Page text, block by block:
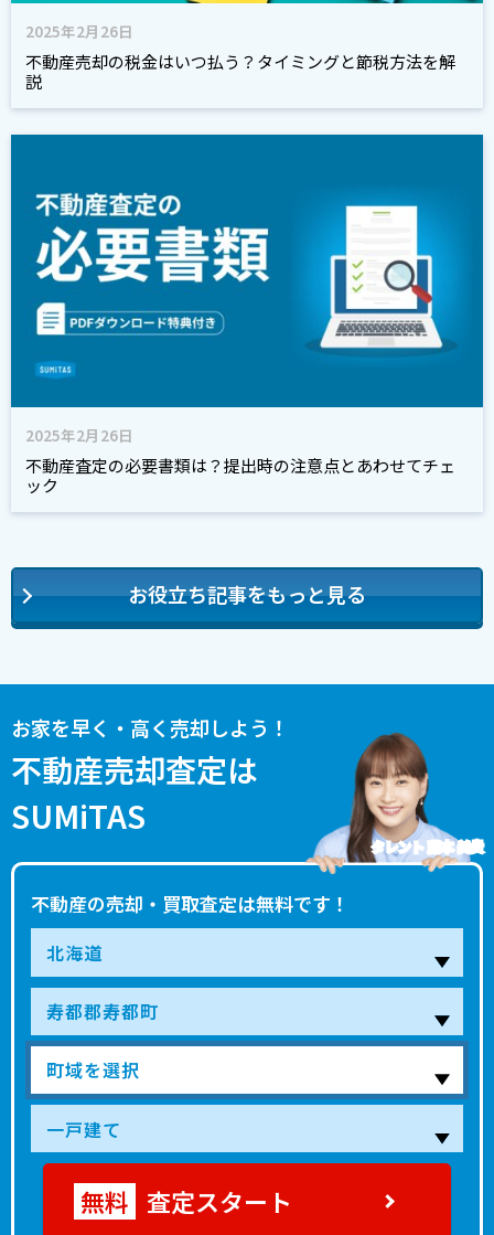
2025年2月26日
不動産売却の税金はいつ払う？タイミングと節税方法を解
説
2025年2月26日
不動産査定の必要書類は？提出時の注意点とあわせてチェ
ック
お役立ち記事をもっと見る
お家を早く・高く売却しよう！
不動産売却査定は
SUMiTAS
不動産の売却・買取査定は無料です！
タレント 藤本 美貴
査定スタート